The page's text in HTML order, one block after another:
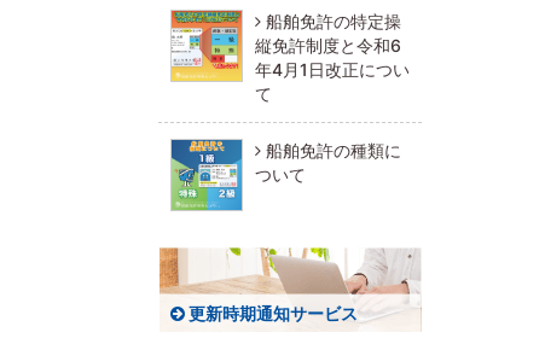
船舶免許の特定操
縦免許制度と令和6
年4月1日改正につい
て
船舶免許の種類に
ついて
更新時期通知サービス